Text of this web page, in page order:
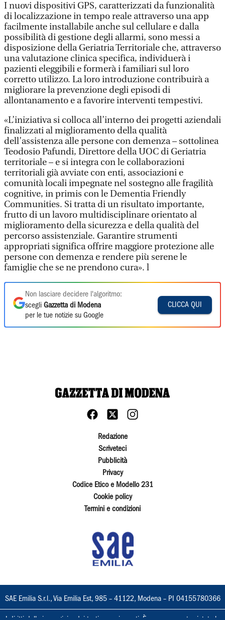
I nuovi dispositivi GPS, caratterizzati da funzionalità
di localizzazione in tempo reale attraverso una app
facilmente installabile anche sul cellulare e dalla
possibilità di gestione degli allarmi, sono messi a
disposizione della Geriatria Territoriale che, attraverso
una valutazione clinica specifica, individuerà i
pazienti eleggibili e formerà i familiari sul loro
corretto utilizzo. La loro introduzione contribuirà a
migliorare la prevenzione degli episodi di
allontanamento e a favorire interventi tempestivi.
«L’iniziativa si colloca all’interno dei progetti aziendali
finalizzati al miglioramento della qualità
dell’assistenza alle persone con demenza – sottolinea
Teodosio Pafundi, Direttore della UOC di Geriatria
territoriale – e si integra con le collaborazioni
territoriali già avviate con enti, associazioni e
comunità locali impegnate nel sostegno alle fragilità
cognitive, in primis con le Dementia Friendly
Communities. Si tratta di un risultato importante,
frutto di un lavoro multidisciplinare orientato al
miglioramento della sicurezza e della qualità del
percorso assistenziale. Garantire strumenti
appropriati significa offrire maggiore protezione alle
persone con demenza e rendere più serene le
famiglie che se ne prendono cura». l
Non lasciare decidere l'algoritmo:
scegli Gazzetta di Modena
per le tue notizie su Google
CLICCA QUI
Redazione
Scriveteci
Pubblicità
Privacy
Codice Etico e Modello 231
Cookie policy
Termini e condizioni
SAE Emilia S.r.l., Via Emilia Est, 985 – 41122, Modena – PI 04155780366